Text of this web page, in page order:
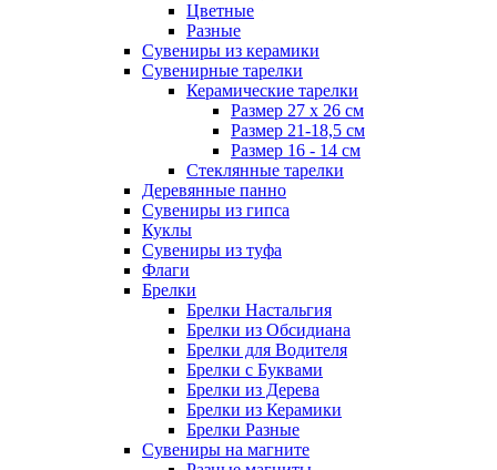
Цветные
Разные
Сувениры из керамики
Сувенирные тарелки
Керамические тарелки
Размер 27 х 26 см
Размер 21-18,5 см
Размер 16 - 14 см
Стеклянные тарелки
Деревянные панно
Сувениры из гипса
Куклы
Сувениры из туфа
Флаги
Брелки
Брелки Настальгия
Брелки из Обсидиана
Брелки для Водителя
Брелки с Буквами
Брелки из Дерева
Брелки из Керамики
Брелки Разные
Сувениры на магните